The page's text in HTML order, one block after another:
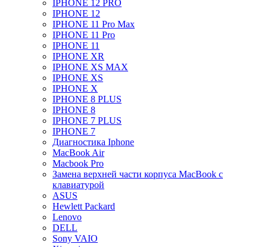
IPHONE 12 PRO
IPHONE 12
IPHONE 11 Pro Max
IPHONE 11 Pro
IPHONE 11
IPHONE XR
IPHONE XS MAX
IPHONE XS
IPHONE X
IPHONE 8 PLUS
IPHONE 8
IPHONE 7 PLUS
IPHONE 7
Диагностика Iphone
MacBook Air
Macbook Pro
Замена верхней части корпуса MacBook с
клавиатурой
ASUS
Hewlett Packard
Lenovo
DELL
Sony VAIO